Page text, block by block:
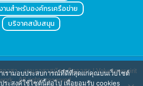
านสำหรับองค์กรเครือข่าย
บริจาคสนับสนุน
อาสา : งานอาสาสมัคร จิตอาสา | Volunteerspirit
. All rights reserved.
เรามอบประสบการณ์ที่ดีที่สุดแก่คุณบนเว็บไซต์
ระสงค์ใช้ไซต์นี้ต่อไป เพื่อยอมรับ cookies